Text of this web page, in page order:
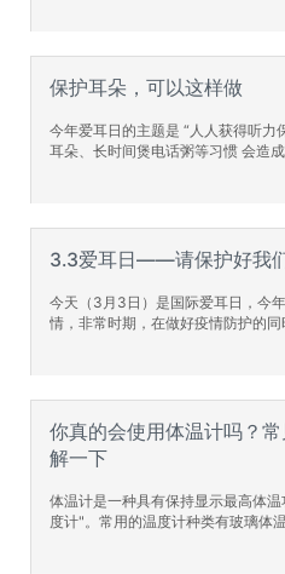
过1秒，就要扣钱。 秒是我们在日
我们定义的一秒是根据地球周期运
24小时1小
保护耳朵，可以这样做
今年爱耳日的主题是 “人人获得听
耳朵、长时间煲电话粥等习惯 会造
检测仪器主要有 纯音听力计、阻抗
值就会偏高，会误诊为“耳朵不好”
听
3.3爱耳日——请保护好我
今天（3月3日）是国际爱耳日，今
情，非常时期，在做好疫情防护的
期间注意个人防护，戴口罩，勤洗手，常
曾多次在福建省内医院做听力计量
你真的会使用体温计吗？
解一下
体温计是一种具有保持显示最高体
度计"。常用的温度计种类有玻璃体
银，其测量原理是利用液体的热胀